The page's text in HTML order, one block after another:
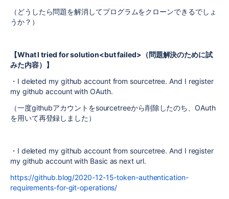
（どうしたら問題を解消してプログラムをクローンできるでしょ
うか？）
【What I tried for solution<but failed>（問題解決のために試
みた内容）】
・I deleted my github account from sourcetree. And I register
my github account with OAuth.
（一度githubアカウントをsourcetreeから削除したのち、OAuth
を用いて再登録しました）
・I deleted my github account from sourcetree. And I register
my github account with Basic as next url.
https://github.blog/2020-12-15-token-authentication-
requirements-for-git-operations/